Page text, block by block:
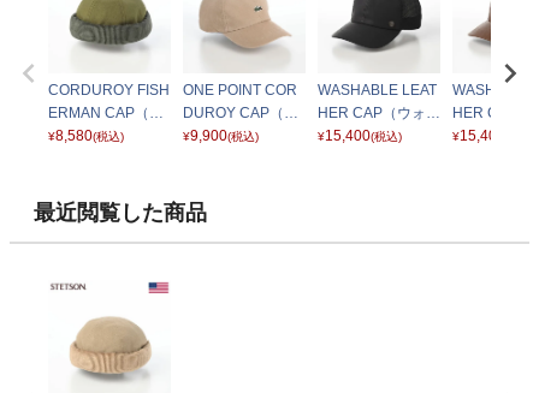
CORDUROY FISH
ERMAN CAP（コ
ーデュロイ フィッ
キ
¥8,580(税込)
ONE POINT COR
DUROY CAP（ワ
ンポイント コーデ
¥9,900(税込)
WASHABLE LEAT
HER CAP（ウォッ
シャブル レザー キ
¥15,400(税込)
WASHABLE
HER CAP（
シャブル レ
¥15,400
最近閲覧した商品